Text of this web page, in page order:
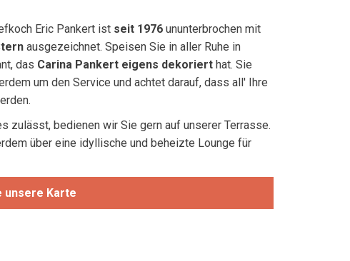
Eric Pankert ist seit 1976ununterbrochen mit
ausgezeichnet. Speisen Sie in aller Ruhe in
das Carina Pankert eigens dekorierthat. Sie
um den Service und achtet darauf, dass all' Ihre
zulässt, bedienen wir Sie gern auf unserer Terrasse.
über eine idyllische und beheizte Lounge für
unsere Karte